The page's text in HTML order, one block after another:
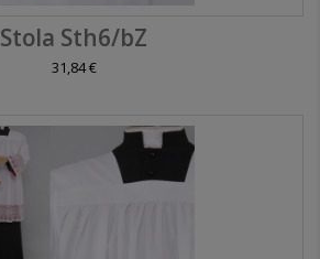
Stola Sth6/bZ
31,84 €